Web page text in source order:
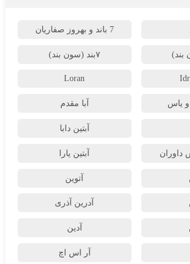
7 باند و بهروز صفاریان
۷بند (سون بند)
Loran
آبا مقدم
آبتین دابا
داوران آبتین یارا
آتوین
آدرین آذری
آدین
آر اس اچ